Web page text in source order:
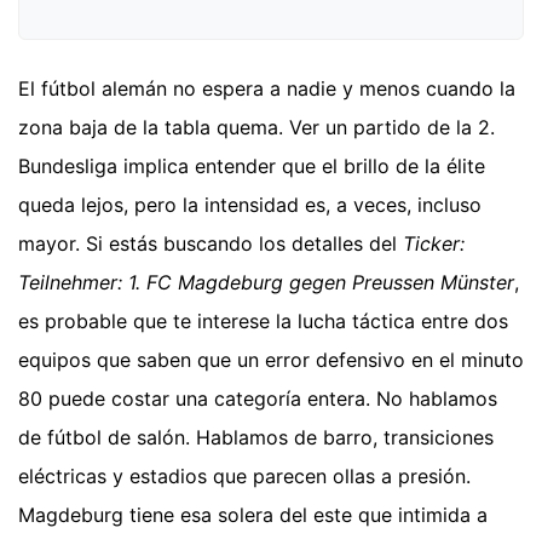
El fútbol alemán no espera a nadie y menos cuando la
zona baja de la tabla quema. Ver un partido de la 2.
Bundesliga implica entender que el brillo de la élite
queda lejos, pero la intensidad es, a veces, incluso
mayor. Si estás buscando los detalles del Ticker:
Teilnehmer: 1. FC Magdeburg gegen Preussen Münster,
es probable que te interese la lucha táctica entre dos
equipos que saben que un error defensivo en el minuto
80 puede costar una categoría entera. No hablamos
de fútbol de salón. Hablamos de barro, transiciones
eléctricas y estadios que parecen ollas a presión.
Magdeburg tiene esa solera del este que intimida a